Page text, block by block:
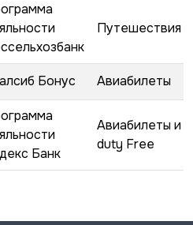
Путешествия
Бонус Авиабилеты
Банк
Авиабилеты и
duty Free